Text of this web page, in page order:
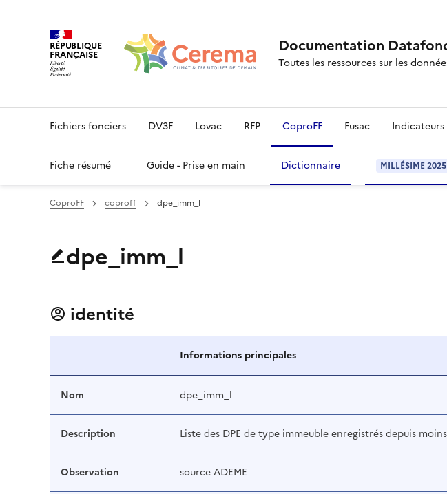
RÉPUBLIQUE
FRANÇAISE Documentation
Toutes les ressources sur les
Fichiers fonciers DV3F Lovac RFP CoproFF Fusac
Fiche résumé Guide - Prise en main Dictionnaire MILLÉSIME 2025
CoproFF coproff dpe_imm_l
dpe_imm_l
identité
Informations principales
Nom dpe_imm_l
Description Liste des DPE de type immeuble enregistrés depuis
Observation source ADEME